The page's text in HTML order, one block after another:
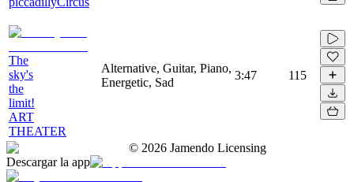
The
sky's
the
limit!
ART
THEATER
Alternative, Guitar, Piano,
Energetic, Sad
3:47 115
© 2026 Jamendo Licensing
Descargar la app